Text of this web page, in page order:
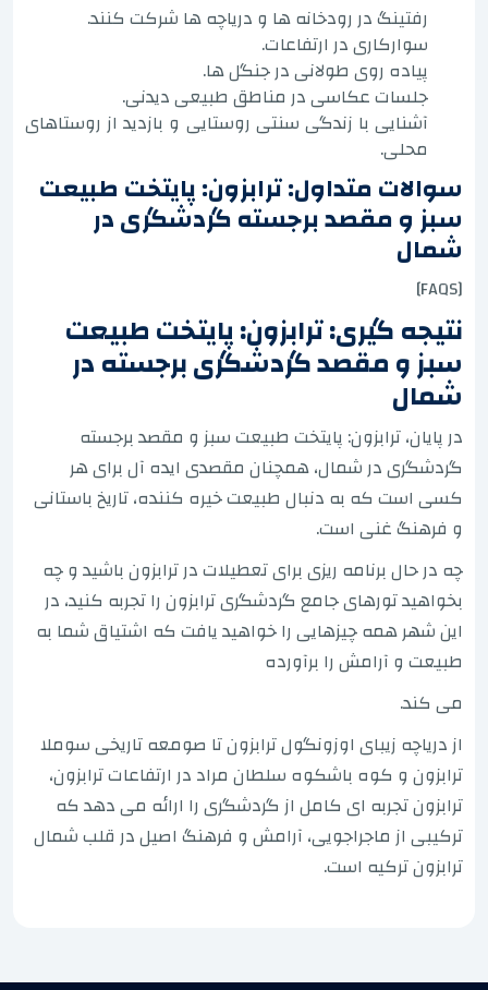
رفتینگ در رودخانه ها و دریاچه ها شرکت کنند.
سوارکاری در ارتفاعات.
پیاده روی طولانی در جنگل ها.
جلسات عکاسی در مناطق طبیعی دیدنی.
آشنایی با زندگی سنتی روستایی و بازدید از روستاهای
محلی.
سوالات متداول: ترابزون: پایتخت طبیعت
سبز و مقصد برجسته گردشگری در
شمال
[FAQS]
نتیجه گیری: ترابزون: پایتخت طبیعت
سبز و مقصد گردشگری برجسته در
شمال
در پایان، ترابزون: پایتخت طبیعت سبز و مقصد برجسته
گردشگری در شمال، همچنان مقصدی ایده آل برای هر
کسی است که به دنبال طبیعت خیره کننده، تاریخ باستانی
و فرهنگ غنی است.
چه در حال برنامه ریزی برای تعطیلات در ترابزون باشید و چه
بخواهید تورهای جامع گردشگری ترابزون را تجربه کنید، در
این شهر همه چیزهایی را خواهید یافت که اشتیاق شما به
طبیعت و آرامش را برآورده
می کند.
از دریاچه زیبای اوزونگول ترابزون تا صومعه تاریخی سوملا
ترابزون و کوه باشکوه سلطان مراد در ارتفاعات ترابزون،
ترابزون تجربه ای کامل از گردشگری را ارائه می دهد که
ترکیبی از ماجراجویی، آرامش و فرهنگ اصیل در قلب شمال
ترابزون ترکیه است.